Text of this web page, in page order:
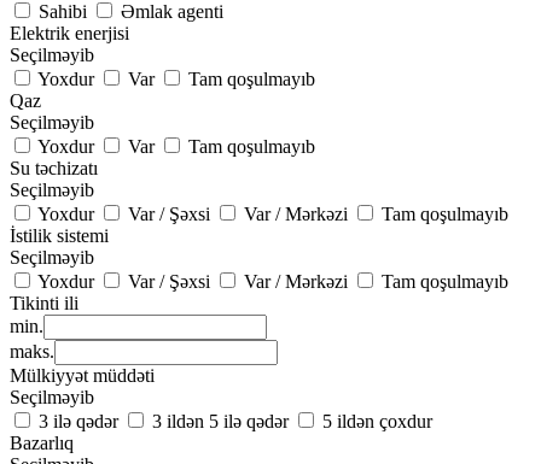
Sahibi
Əmlak agenti
Elektrik enerjisi
Seçilməyib
Yoxdur
Var
Tam qoşulmayıb
Qaz
Seçilməyib
Yoxdur
Var
Tam qoşulmayıb
Su təchizatı
Seçilməyib
Yoxdur
Var / Şəxsi Var / Mərkəzi
Tam qoşulmayıb
İstilik sistemi
Seçilməyib
Yoxdur
Var / Şəxsi Var / Mərkəzi
Tam qoşulmayıb
Tikinti ili
min.
maks.
Mülkiyyət müddəti
Seçilməyib
3 ilə qədər
3 ildən 5 ilə qədər
5 ildən çoxdur
Bazarlıq